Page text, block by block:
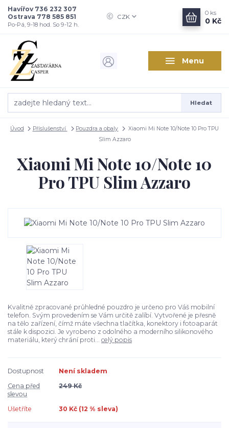
Menu
CZK
Hledat
Havířov 736 232 307
Ostrava 778 585 851
Po-Pá, 9-18 hod. So 9-12 h.
0 ks
0 Kč
Úvod Příslušenství Pouzdra a obaly
Xiaomi Mi Note 10/Note 10 Pro TPU
Slim Azzaro
Xiaomi Mi Note 10/Note 10
Pro TPU Slim Azzaro
Kvalitně zpracované průhledné pouzdro je určeno pro Váš mobilní
telefon. Svým provedením se Vám určitě zalíbí. Vytvořené je přesně
na tělo zařízení, čímž máte všechna tlačítka, konektory i fotoaparát
stále k dispozici. Je vyrobeno z odolného a moderního silikonového
materiálu, který chrání proti... celý popis
Dostupnost
Není skladem
Cena před
slevou
249 Kč
Ušetříte 30 Kč (12 % sleva)